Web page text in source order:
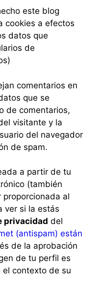
este blog
cookies a efectos
datos que
de
comentarios en
que se
de comentarios,
visitante y la
del navegador
de spam.
a partir de tu
(también
proporcionada al
ver si la estás
privacidad del
(antispam) están
de la aprobación
de tu perfil es
contexto de su